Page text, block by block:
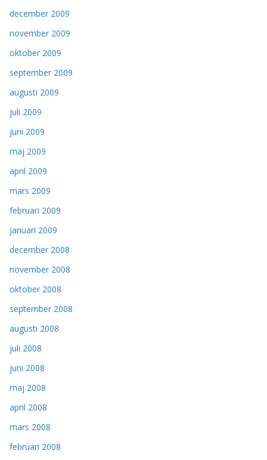
december 2009
november 2009
oktober 2009
september 2009
augusti 2009
juli 2009
juni 2009
maj 2009
april 2009
mars 2009
februari 2009
januari 2009
december 2008
november 2008
oktober 2008
september 2008
augusti 2008
juli 2008
juni 2008
maj 2008
april 2008
mars 2008
februari 2008